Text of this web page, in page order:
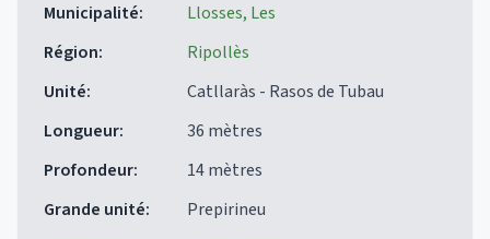
Municipalité:
Llosses, Les
Région:
Ripollès
Unité:
Catllaràs - Rasos de Tubau
Longueur:
36 mètres
Profondeur:
14 mètres
Grande unité:
Prepirineu